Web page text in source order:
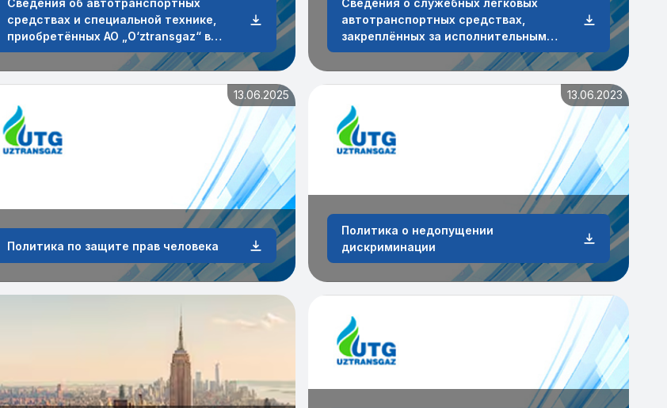
Сведения об автотранспортных
средствах и специальной технике,
приобретённых АО „O‘ztransgaz“ в
первом квартале 2026 года
Сведения о служебных легковых
автотранспортных средствах,
закреплённых за исполнительным
аппаратом и сотрудниками АО
„O‘ztransgaz“ по состоянию на 31 марта
2026 года
13.06.2025
Политика по защите прав человека
13.06.2023
Политика о недопущении
дискриминации